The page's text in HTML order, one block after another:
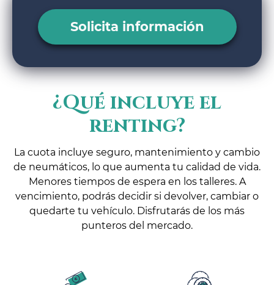
Solicita información
¿Qué incluye el
renting?
La cuota incluye seguro, mantenimiento y cambio
de neumáticos, lo que aumenta tu calidad de vida.
Menores tiempos de espera en los talleres. A
vencimiento, podrás decidir si devolver, cambiar o
quedarte tu vehículo. Disfrutarás de los más
punteros del mercado.